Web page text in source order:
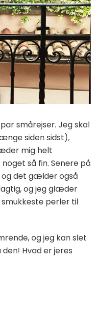
smårejser. Jeg skal
siden sidst),
mig helt
så fin. Senere på
og det gælder også
og jeg glæder
perler til
og jeg kan slet
Hvad er jeres